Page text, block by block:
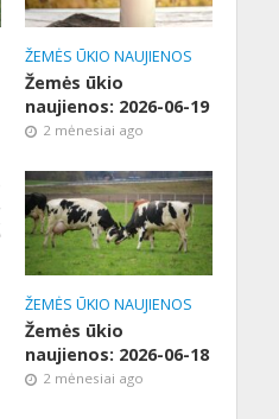
ŽEMĖS ŪKIO NAUJIENOS
Žemės ūkio
naujienos: 2026-06-19
2 mėnesiai ago
ŽEMĖS ŪKIO NAUJIENOS
Žemės ūkio
naujienos: 2026-06-18
2 mėnesiai ago